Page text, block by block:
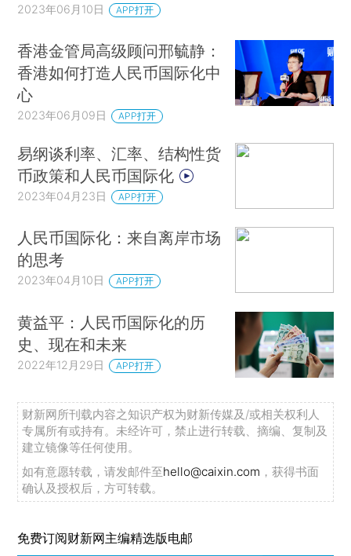
2023年06月10日 APP打开
香港金管局高级顾问邢毓静：
香港如何打造人民币国际化中
心
2023年06月09日 APP打开
易纲谈利率、汇率、结构性货
币政策和人民币国际化
2023年04月23日 APP打开
人民币国际化：来自离岸市场
的思考
2023年04月10日 APP打开
黄益平：人民币国际化的历
史、现在和未来
2022年12月29日 APP打开
财新网所刊载内容之知识产权为财新传媒及/或相关权利人
专属所有或持有。未经许可，禁止进行转载、摘编、复制及
建立镜像等任何使用。
如有意愿转载，请发邮件至hello@caixin.com ，获得书面
确认及授权后，方可转载。
免费订阅财新网主编精选版电邮